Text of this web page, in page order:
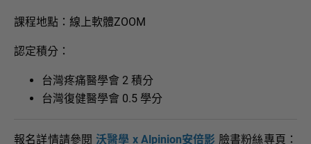
課程地點：線上軟體ZOOM
認定積分：
台灣疼痛醫學會 2 積分
台灣復健醫學會 0.5 學分
報名詳情請參閱 沃醫學 x Alpinion安倍影 臉書粉絲專頁：